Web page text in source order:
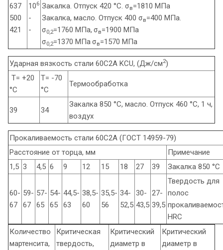
637
500
421
106
-
-
Закалка. Отпуск 420 °C. σв=1810 МПа
Закалка, масло. Отпуск 400 σв=400 МПа.
σ0,2=1760 МПа, σв=1900 МПа
σ0,2=1370 МПаσв=1570 МПа
Ударная вязкость стали 60С2А KCU, (Дж/см2)
Т= +20
°С
Т= -70
°С
Термообработка
39 34
Закалка 850 °С, масло. Отпуск 460 °С, 1 ч,
воздух
Прокаливаемость стали 60С2А (ГОСТ 14959-79)
Расстояние от торца, мм
Примечание
1,5 3 4,5 6 9 12 15 18 27 39 Закалка 850 °С
60-
67
59-
67
57-
65
54-
65
44,5-
63
38,5-
60
35,5-
56
34-
52,5
30-
43,5
27-
39,5
Твердость для
полос
HRC
Количество
мартенсита,
Критическая
твердость,
Критический
диаметр в
Критический
диаметр в